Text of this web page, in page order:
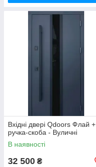
Вхідні двері Qdoors Флай +
ручка-скоба - Вуличні
В наявності
32 500 ₴